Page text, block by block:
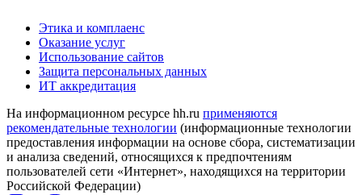
Этика и комплаенс
Оказание услуг
Использование сайтов
Защита персональных данных
ИТ аккредитация
На информационном ресурсе hh.ru применяются
рекомендательные технологии (информационные технологии
предоставления информации на основе сбора, систематизации
и анализа сведений, относящихся к предпочтениям
пользователей сети «Интернет», находящихся на территории
Российской Федерации)